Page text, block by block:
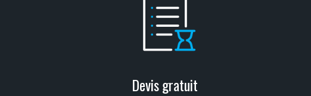
Devis gratuit